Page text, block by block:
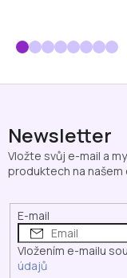
Newsletter
Vložte svůj e-mail a
produktech na našem
E-mail
Vložením e-mailu
údajů